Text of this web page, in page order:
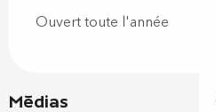
Ouvert toute l'année
Médias